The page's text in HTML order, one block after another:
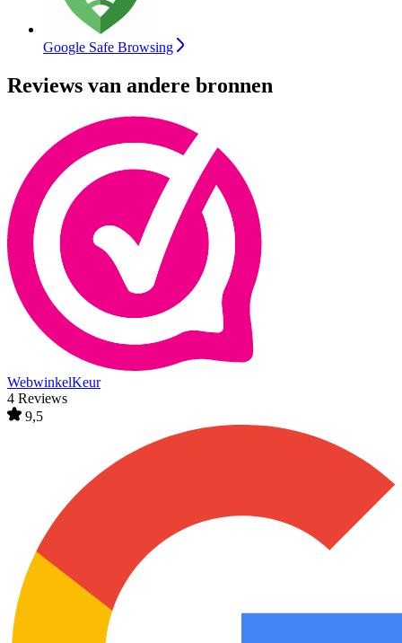
Google Safe Browsing
Reviews van andere bronnen
WebwinkelKeur
4 Reviews
9,5